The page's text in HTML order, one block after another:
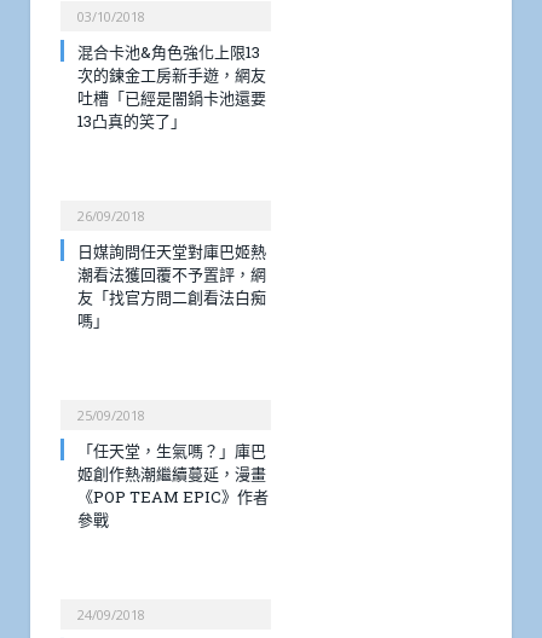
03/10/2018
混合卡池&角色強化上限13
次的鍊金工房新手遊，網友
吐槽「已經是闇鍋卡池還要
13凸真的笑了」
26/09/2018
日媒詢問任天堂對庫巴姬熱
潮看法獲回覆不予置評，網
友「找官方問二創看法白痴
嗎」
25/09/2018
「任天堂，生氣嗎？」庫巴
姬創作熱潮繼續蔓延，漫畫
《POP TEAM EPIC》作者
參戰
24/09/2018